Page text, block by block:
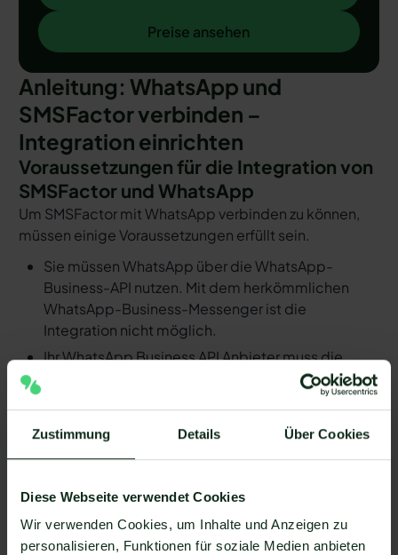
Zustimmung Details Über Cookies
Diese Webseite verwendet Cookies
Wir verwenden Cookies, um Inhalte und Anzeigen zu
personalisieren, Funktionen für soziale Medien anbieten
Preise ansehen
Preise ansehen
Anleitung: WhatsApp und
SMSFactor verbinden –
Integration einrichten
Voraussetzungen für die Integration von
SMSFactor und WhatsApp
Um SMSFactor mit WhatsApp verbinden zu können,
müssen einige Voraussetzungen erfüllt sein.
Sie müssen WhatsApp über die WhatsApp-
Business-API nutzen. Mit dem herkömmlichen
WhatsApp-Business-Messenger ist die
Integration nicht möglich.
Ihr WhatsApp Business API Anbieter muss die
nötige Software bereitstellen, um die Integration
zu ermöglichen. Längst nicht alle Anbieter der
von SMSFactor und WhatsApp zu ermöglichen. Mit
Mateo stehen Ihnen dank der Zapier Integration
WhatsApp verbinden können. Darunter ist
natürlich auch SMSFactor !